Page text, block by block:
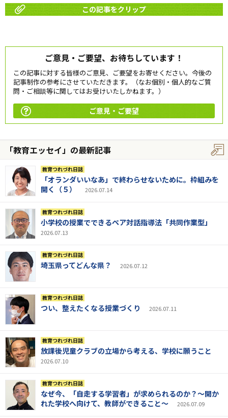
この記事をクリップ
ご意見・ご要望、お待ちしています！
この記事に対する皆様のご意見、ご要望をお寄せください。今後の
記事制作の参考にさせていただきます。（なお個別・個人的なご質
問・ご相談等に関してはお受けいたしかねます。）
ご意見・ご要望
「教育エッセイ」の最新記事
教育つれづれ日誌
「オランダいいなあ」で終わらせないために。枠組みを
開く（５）
2026.07.14
教育つれづれ日誌
小学校の授業でできるペア対話指導法「共同作業型」
2026.07.13
教育つれづれ日誌
埼玉県ってどんな県？ 2026.07.12
教育つれづれ日誌
つい、整えたくなる授業づくり 2026.07.11
教育つれづれ日誌
放課後児童クラブの立場から考える、学校に願うこと
2026.07.10
教育つれづれ日誌
なぜ今、「自走する学習者」が求められるのか？～開か
れた学校へ向けて、教師ができること～
2026.07.09